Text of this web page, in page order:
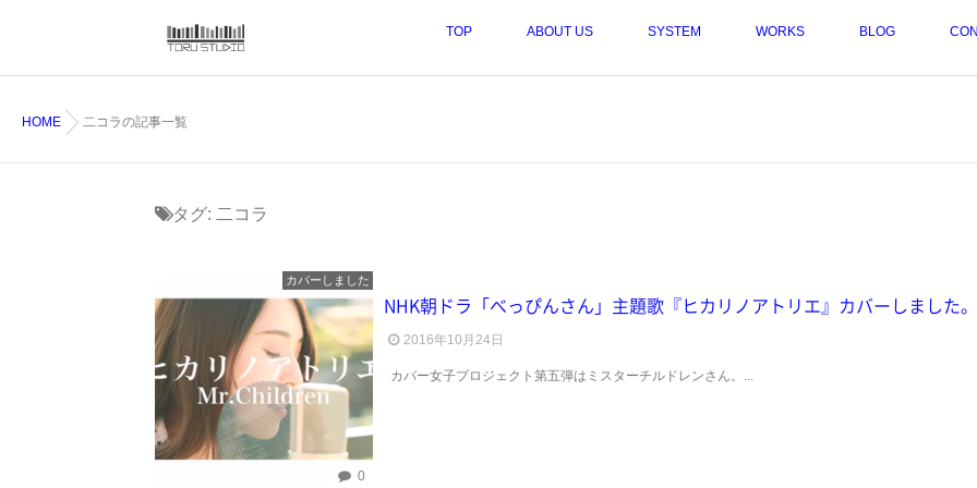
TOP ABOUT US SYSTEM WORKS BLOG
HOME 二コラの記事一覧
タグ: 二コラ
カバーしました
0
NHK朝ドラ「べっぴんさん」主題歌『ヒカリノアトリエ』カバーしました。
2016年10月24日
カバー女子プロジェクト第五弾はミスターチルドレンさん。...